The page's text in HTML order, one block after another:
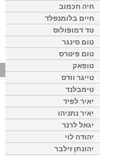
חיה חכמוב
חיים בלומנפלד
טד דמופולוס
טום סינגר
טום פיטרס
טופאק
טייגר וודס
טימבלנד
יאיר לפיד
יאיר נתניהו
יגאל לרנר
יהודה לוי
יהונתן זילבר